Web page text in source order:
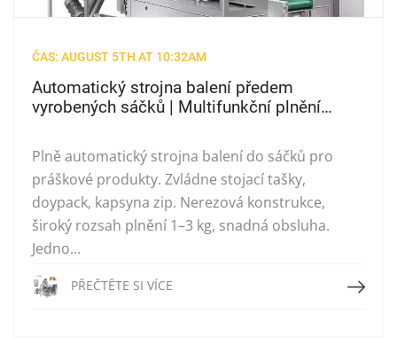
ČAS: AUGUST 5TH AT 10:32AM
Automatický strojna balení předem
vyrobených sáčků | Multifunkční plnění
Plně automatický strojna balení do sáčků pro
práškové produkty. Zvládne stojací tašky,
doypack, kapsyna zip. Nerezová konstrukce,
široký rozsah plnění 1–3 kg, snadná obsluha.
Jedno...
PŘEČTĚTE SI VÍCE Přečtěte si více